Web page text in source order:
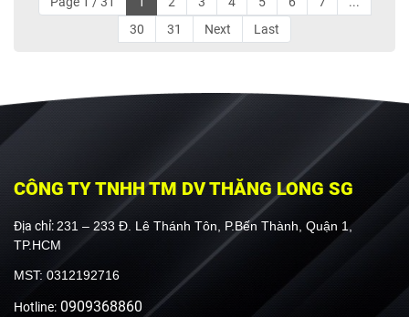
30
31 Next Last
CÔNG TY TNHH TM DV THĂNG LONG SG
Địa chỉ: 231 – 233 Đ. Lê Thánh Tôn, P.Bến Thành, Quận 1,
TP.HCM
MST: 0312192716
Hotline: 0909368860